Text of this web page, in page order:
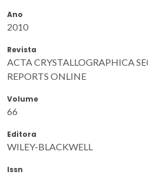
Ano
2010
Revista
ACTA CRYSTALLOGRAPHICA
REPORTS ONLINE
Volume
66
Editora
WILEY-BLACKWELL
Issn